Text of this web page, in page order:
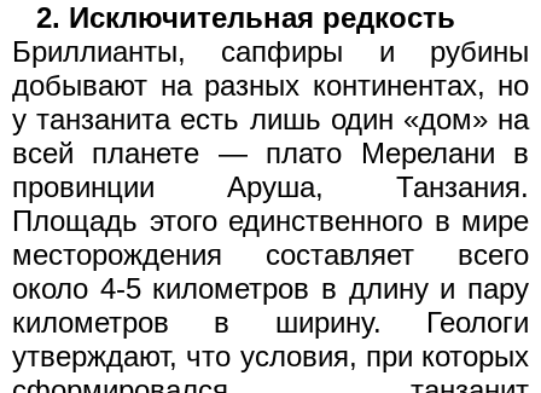
2. Исключительная редкость
Бриллианты, сапфиры и рубины
добывают на разных континентах, но
у танзанита есть лишь один «дом» на
всей планете — плато Мерелани в
провинции Аруша, Танзания.
Площадь этого единственного в мире
месторождения составляет всего
около 4-5 километров в длину и пару
километров в ширину. Геологи
утверждают, что условия, при которых